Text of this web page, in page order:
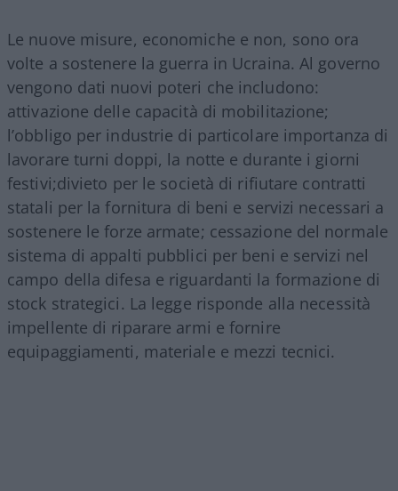
Le nuove misure, economiche e non, sono ora
volte a sostenere la guerra in Ucraina. Al governo
vengono dati nuovi poteri che includono:
attivazione delle capacità di mobilitazione;
l’obbligo per industrie di particolare importanza di
lavorare turni doppi, la notte e durante i giorni
festivi;divieto per le società di rifiutare contratti
statali per la fornitura di beni e servizi necessari a
sostenere le forze armate; cessazione del normale
sistema di appalti pubblici per beni e servizi nel
campo della difesa e riguardanti la formazione di
stock strategici. La legge risponde alla necessità
impellente di riparare armi e fornire
equipaggiamenti, materiale e mezzi tecnici.